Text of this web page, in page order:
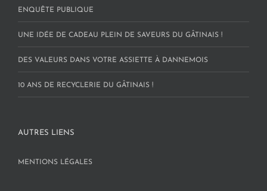
ENQUÊTE PUBLIQUE
UNE IDÉE DE CADEAU PLEIN DE SAVEURS DU GÂTINAIS !
DES VALEURS DANS VOTRE ASSIETTE À DANNEMOIS
10 ANS DE RECYCLERIE DU GÂTINAIS !
AUTRES LIENS
MENTIONS LÉGALES